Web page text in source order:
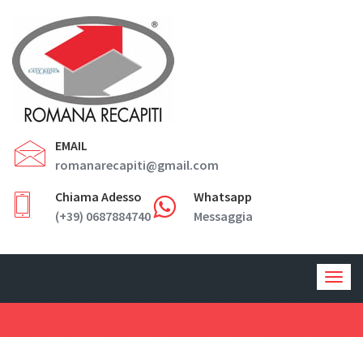
EMAIL
romanarecapiti@gmail.com
Chiama Adesso
(+39) 0687884740
Whatsapp
Messaggia